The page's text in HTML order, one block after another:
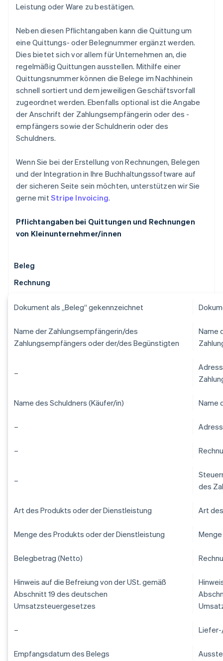
Leistung oder Ware zu bestätigen.
Neben diesen Pflichtangaben kann die Quittung um
eine Quittungs- oder Belegnummer ergänzt werden.
Dies bietet sich vor allem für Unternehmen an, die
regelmäßig Quittungen ausstellen. Mithilfe einer
Quittungsnummer können die Belege im Nachhinein
schnell sortiert und dem jeweiligen Geschäftsvorfall
zugeordnet werden. Ebenfalls optional ist die Angabe
der Anschrift der Zahlungsempfängerin oder des -
empfängers sowie der Schuldnerin oder des
Schuldners.
Wenn Sie bei der Erstellung von Rechnungen, Belegen
und der Integration in Ihre Buchhaltungssoftware auf
der sicheren Seite sein möchten, unterstützen wir Sie
gerne mitStripe Invoicing.
Pflichtangaben bei Quittungen und Rechnungen
von Kleinunternehmer/innen
Beleg
Rechnung
Dokument als „Beleg“ gekennzeichnet
Name der Zahlungsempfängerin/des
Zahlungsempfängers oder der/des Begünstigten
Name
–
Name des Schuldners (Käufer/in) Name
–
–
–
des
Art des Produkts oder der Dienstleistung Art
Menge des Produkts oder der Dienstleistung
Belegbetrag (Netto)
Hinweis auf die Befreiung von der USt. gemäß
Abschnitt 19 des deutschen
Umsatzsteuergesetzes
–
Empfangsdatum des Belegs